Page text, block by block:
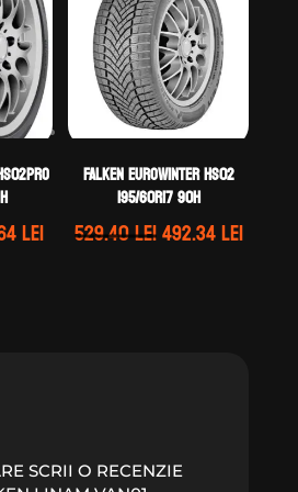
lei. 649.01 lei.
leiPrețul
Falken EUROWINTER HS02
195/60R17 90H
529.40leiPrețul
492.34leiPrețul
SCRII O RECENZIE